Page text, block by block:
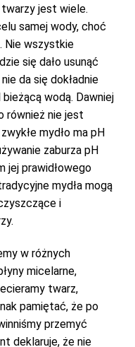
jest wiele.
samej wody, choć
Nie wszystkie
się dało usunąć
da się dokładnie
wodą. Dawniej
również nie jest
mydło ma pH
zaburza pH
jej prawidłowego
mydła mogą
i
w różnych
micelarne,
twarz,
pamiętać, że po
przemyć
deklaruje, że nie